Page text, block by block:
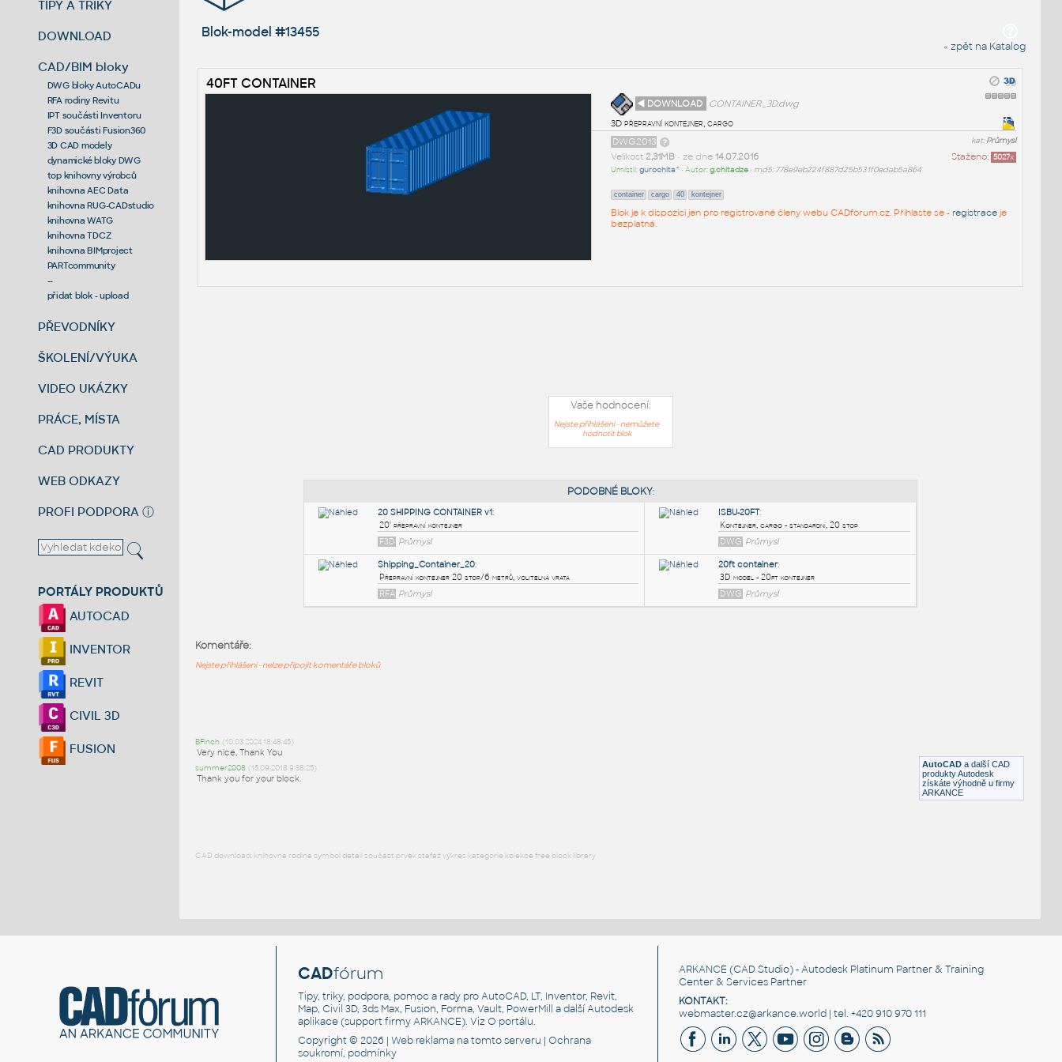
TIPY A TRIKY
DOWNLOAD
CAD/BIM bloky
DWG bloky AutoCADu
RFA rodiny Revitu
IPT součásti Inventoru
F3D součásti Fusion360
3D CAD modely
dynamické bloky DWG
top knihovny výrobců
knihovna AEC Data
knihovna RUG-CADstudio
knihovna WATG
knihovna TDCZ
knihovna BIMproject
PARTcommunity
--
přidat blok - upload
PŘEVODNÍKY
ŠKOLENÍ/VÝUKA
VIDEO UKÁZKY
PRÁCE, MÍSTA
CAD PRODUKTY
WEB ODKAZY
PROFI PODPORA ⓘ
PORTÁLY PRODUKTŮ
AUTOCAD
INVENTOR
REVIT
CIVIL 3D
FUSION
Blok-model #13455
« zpět na Katalog
40FT CONTAINER
◄ DOWNLOAD
CONTAINER_3D.dwg
3D přepravní kontejner, cargo
kat:Průmysl
DWG2013
Staženo: 5027x
Velikost 2,31MB• ze dne 14.07.2016
Umístil:gurochita^ • Autor:g.chitadze• md5: 778e9eb224f887d25b531f0edab5a864
container cargo 40 kontejner
Blok je k dispozici jen pro registrované členy webu CADforum.cz. Přihlaste se - registraceje
bezplatná.
Vaše hodnocení:
Nejste přihlášeni - nemůžete
hodnotit blok
AutoCAD a další CAD
produkty Autodesk
získáte výhodně u firmy
ARKANCE
Komentáře:
Nejste přihlášeni - nelze připojit komentáře bloků
BFinch (10.03.2024 18:48:45)
Very nice, Thank You
summer2008 (15.09.2018 9:38:25)
Thank you for your block.
CAD download: knihovna rodina symbol detail součást prvek stafáž výkres kategorie kolekce free block library
CADfórum
Tipy, triky, podpora, pomoc a rady pro AutoCAD, LT, Inventor, Revit,
Map, Civil 3D, 3ds Max, Fusion, Forma, Vault, PowerMill a další Autodesk
aplikace (support firmy ARKANCE). VizO portálu.
Copyright © 2026 |Web reklama na tomto serveru |Ochrana
soukromí, podmínky
ARKANCE (CAD Studio) - Autodesk Platinum Partner & Training
Center & Services Partner
KONTAKT:
webmaster.cz@arkance.world | tel. +420 910 970 111